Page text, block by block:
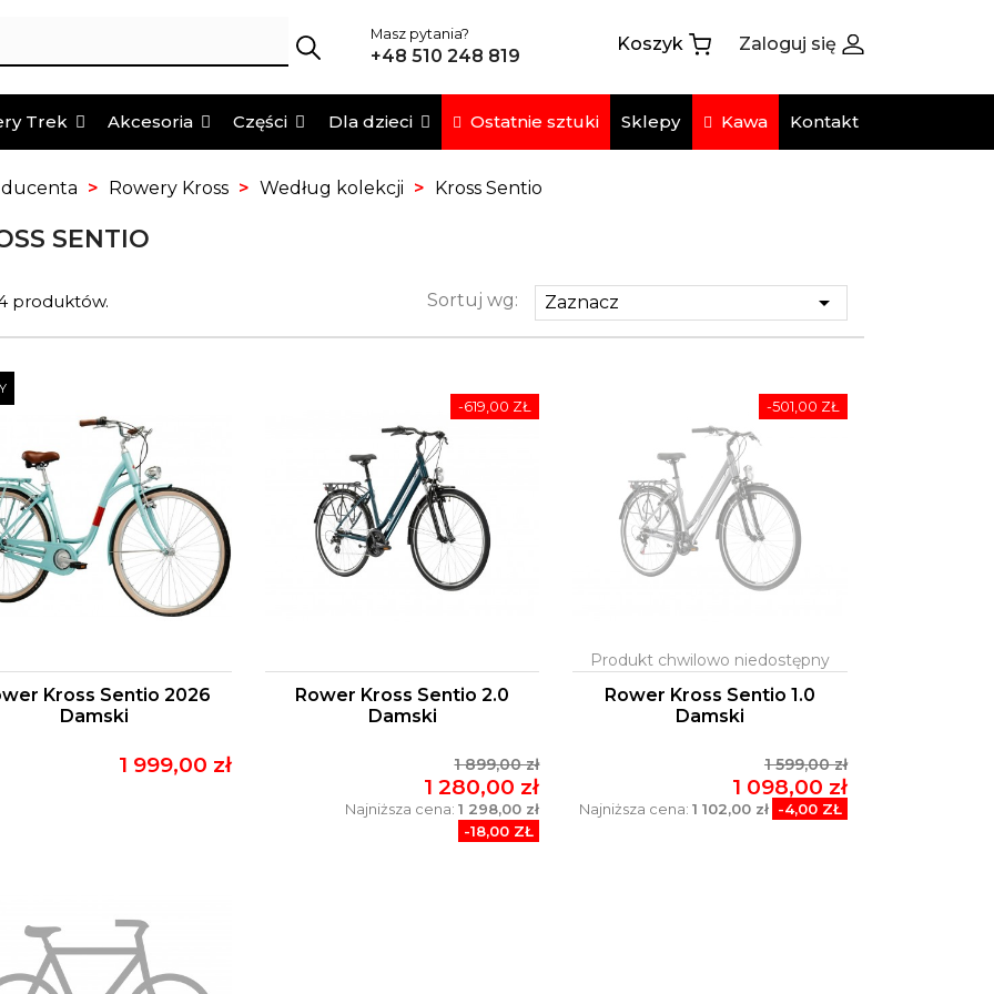
Masz pytania?
+48 510 248 819
Koszyk Zaloguj się
Trek Akcesoria Części Dla dzieci Ostatnie sztuki Sklepy Kawa Kontakt
Rowery Kross Według kolekcji Kross Sentio
SENTIO
produktów. Sortuj wg: Zaznacz 
Kross Sentio 2026
Damski
1 999,00 zł
Rower Kross Sentio 2.0
Damski
1 899,00 zł
1 280,00 zł
Najniższa cena:1 298,00 zł
-18,00 ZŁ
-619,00 ZŁ
Rower Kross Sentio 1.0
Damski
1 599,00 zł
1 098,00 zł
Najniższa cena: 1 102,00 zł -4,00 ZŁ
-501,00 ZŁ